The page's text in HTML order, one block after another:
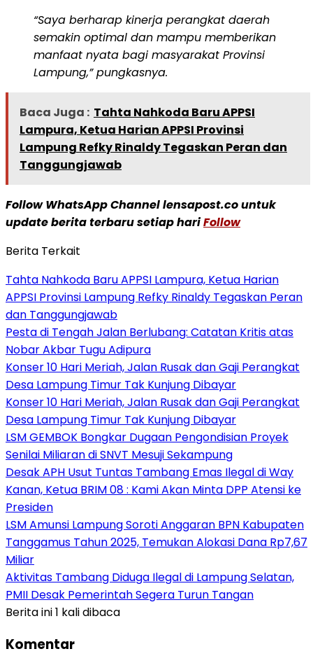
“Saya berharap kinerja perangkat daerah
semakin optimal dan mampu memberikan
manfaat nyata bagi masyarakat Provinsi
Lampung,” pungkasnya.
Baca Juga : Tahta Nahkoda Baru APPSI
Lampura, Ketua Harian APPSI Provinsi
Lampung Refky Rinaldy Tegaskan Peran dan
Tanggungjawab
Follow WhatsApp Channel lensapost.co untuk
update berita terbaru setiap hariFollow
Berita Terkait
Tahta Nahkoda Baru APPSI Lampura, Ketua Harian
APPSI Provinsi Lampung Refky Rinaldy Tegaskan Peran
dan Tanggungjawab
Pesta di Tengah Jalan Berlubang: Catatan Kritis atas
Nobar Akbar Tugu Adipura
Konser 10 Hari Meriah, Jalan Rusak dan Gaji Perangkat
Desa Lampung Timur Tak Kunjung Dibayar
Konser 10 Hari Meriah, Jalan Rusak dan Gaji Perangkat
Desa Lampung Timur Tak Kunjung Dibayar
LSM GEMBOK Bongkar Dugaan Pengondisian Proyek
Senilai Miliaran di SNVT Mesuji Sekampung
Desak APH Usut Tuntas Tambang Emas Ilegal di Way
Kanan, Ketua BRIM 08 : Kami Akan Minta DPP Atensi ke
Presiden
LSM Amunsi Lampung Soroti Anggaran BPN Kabupaten
Tanggamus Tahun 2025, Temukan Alokasi Dana Rp7,67
Miliar
Aktivitas Tambang Diduga Ilegal di Lampung Selatan,
PMII Desak Pemerintah Segera Turun Tangan
Berita ini 1 kali dibaca
Komentar